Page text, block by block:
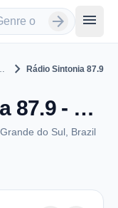
arrow_forward menu
chevron_right Rádio Sintonia 87.9
Rádio Sintonia 87.9 - FM 87.9 - Quinze de Novembro
do Sul, Brazil